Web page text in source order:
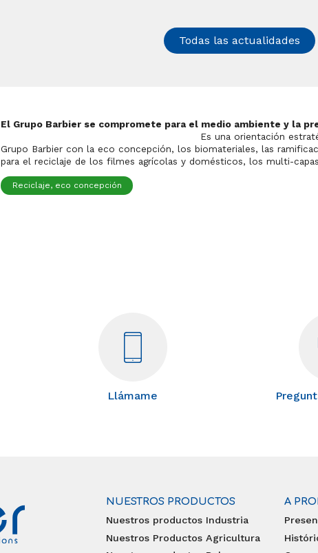
Todas las actualidades
El Grupo Barbier se compromete para el medio ambiente y la
Es una orientación estratégica en el
Grupo Barbier con la eco concepción, los biomateriales, las
para el reciclaje de los filmes agrícolas y domésticos, los multi-
Reciclaje, eco concepción
Llámame
NUESTROS PRODUCTOS
Nuestros productos Industria
Nuestros Productos Agricultura
A